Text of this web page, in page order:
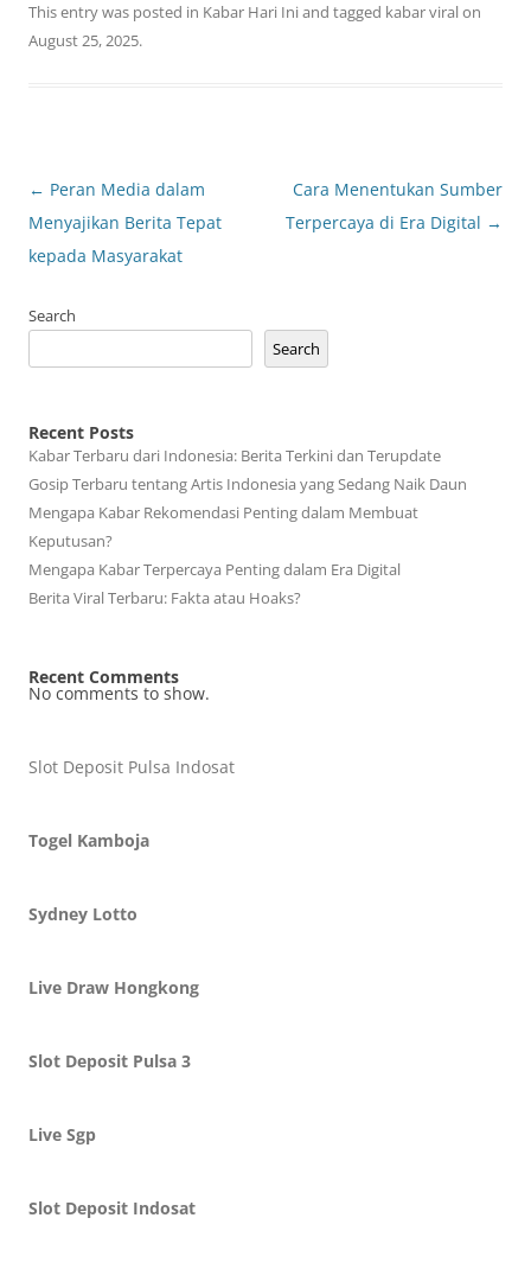
This entry was posted in Kabar Hari Iniand tagged kabar viralon
August 25, 2025.
Post
navigation
← Peran Media dalam
Menyajikan Berita Tepat
kepada Masyarakat
Cara Menentukan Sumber
Terpercaya di Era Digital →
Search
Search
Recent Posts
Kabar Terbaru dari Indonesia: Berita Terkini dan Terupdate
Gosip Terbaru tentang Artis Indonesia yang Sedang Naik Daun
Mengapa Kabar Rekomendasi Penting dalam Membuat
Keputusan?
Mengapa Kabar Terpercaya Penting dalam Era Digital
Berita Viral Terbaru: Fakta atau Hoaks?
Recent Comments
No comments to show.
Slot Deposit Pulsa Indosat
Togel Kamboja
Sydney Lotto
Live Draw Hongkong
Slot Deposit Pulsa 3
Live Sgp
Slot Deposit Indosat